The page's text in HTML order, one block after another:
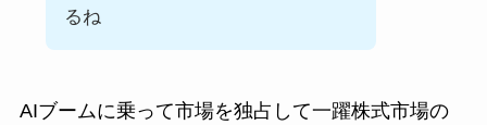
るね
AIブームに乗って市場を独占して一躍株式市場の